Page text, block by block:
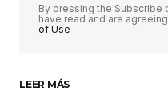
Comentario *
By pressing the Subscribe
have read and are
of Use
LEER MÁS